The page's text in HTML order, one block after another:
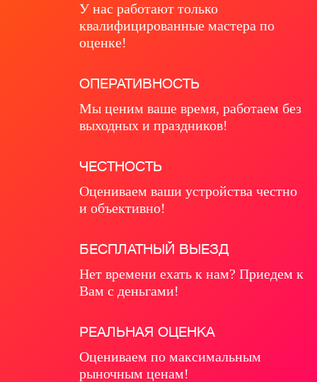
У нас работают только
квалифицированные мастера по
оценке!
ОПЕРАТИВНОСТЬ
Мы ценим ваше время, работаем без
выходных и праздников!
ЧЕСТНОСТЬ
Оцениваем ваши устройства честно
и объективно!
БЕСПЛАТНЫЙ ВЫЕЗД
Нет времени ехать к нам? Приедем к
Вам с деньгами!
РЕАЛЬНАЯ ОЦЕНКА
Оцениваем по максимальным
рыночным ценам!